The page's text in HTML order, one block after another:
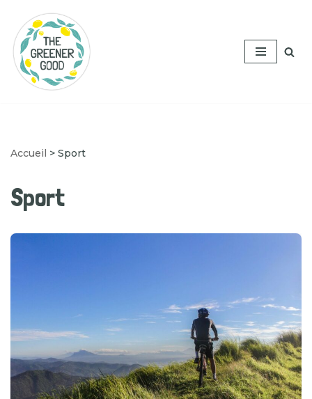
Aller
au
contenu
Accueil > Sport
Sport